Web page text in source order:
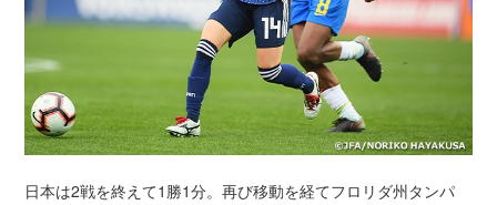
日本は2戦を終えて1勝1分。再び移動を経てフロリダ州タンパ